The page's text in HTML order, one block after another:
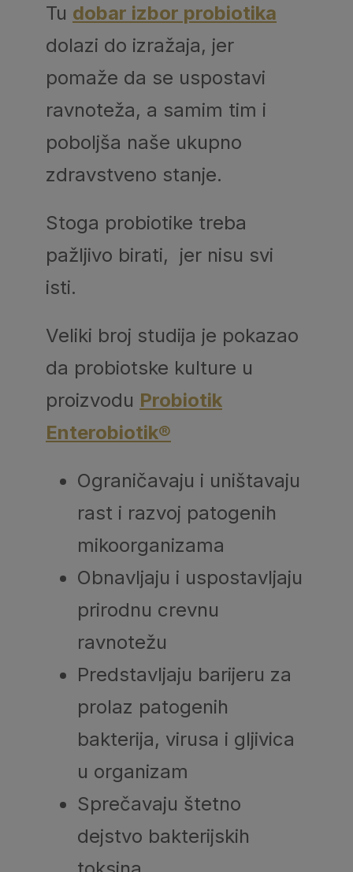
Tu dobar izbor probiotika
dolazi do izražaja, jer
pomaže da se uspostavi
ravnoteža, a samim tim i
poboljša naše ukupno
zdravstveno stanje.
Stoga probiotike treba
pažljivo birati, jer nisu svi
isti.
Veliki broj studija je pokazao
da probiotske kulture u
proizvodu Probiotik
Enterobiotik®
Ograničavaju i uništavaju
rast i razvoj patogenih
mikoorganizama
Obnavljaju i uspostavljaju
prirodnu crevnu
ravnotežu
Predstavljaju barijeru za
prolaz patogenih
bakterija, virusa i gljivica
u organizam
Sprečavaju štetno
dejstvo bakterijskih